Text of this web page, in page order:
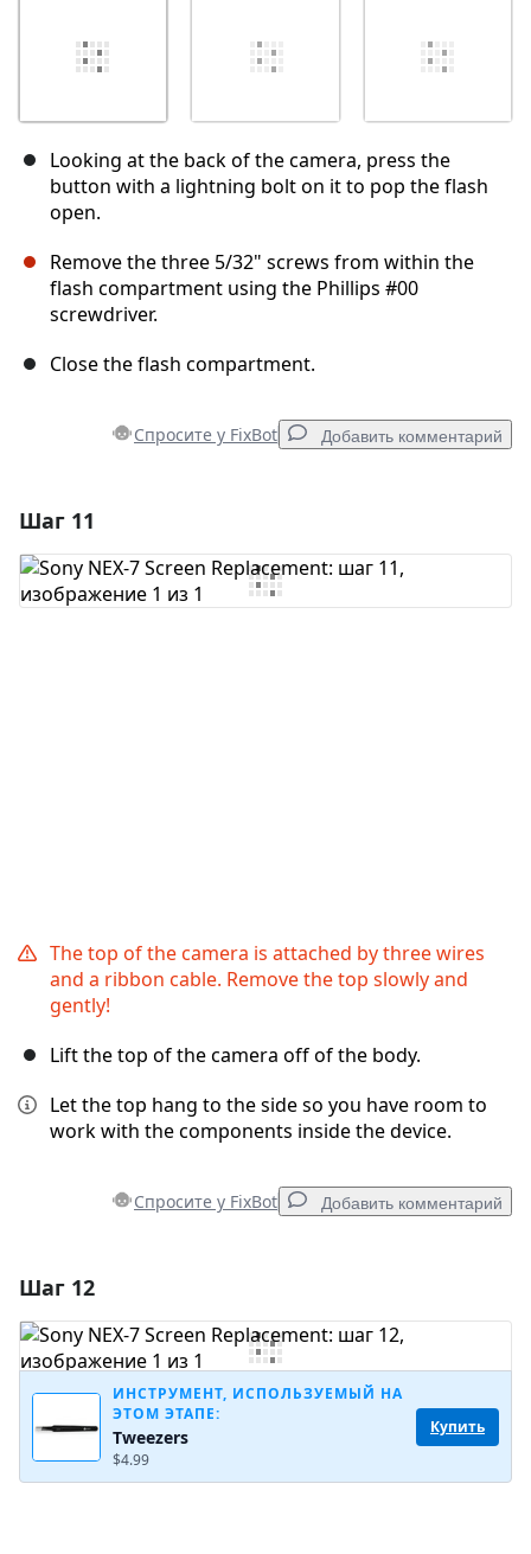
Looking at the back of the camera, press the
button with a lightning bolt on it to pop the flash
open.
Remove the three 5/32" screws from within the
flash compartment using the Phillips #00
screwdriver.
Close the flash compartment.
Спросите у FixBot Добавить комментарий
Добавить комментарий
Шаг 11
The top of the camera is attached by three wires
and a ribbon cable. Remove the top slowly and
gently!
Lift the top of the camera off of the body.
Let the top hang to the side so you have room to
work with the components inside the device.
Спросите у FixBot Добавить комментарий
Добавить комментарий
Оставить комментарий
Шаг 12
ИНСТРУМЕНТ, ИСПОЛЬЗУЕМЫЙ НА
ЭТОМ ЭТАПЕ:
Tweezers
$4.99
Купить